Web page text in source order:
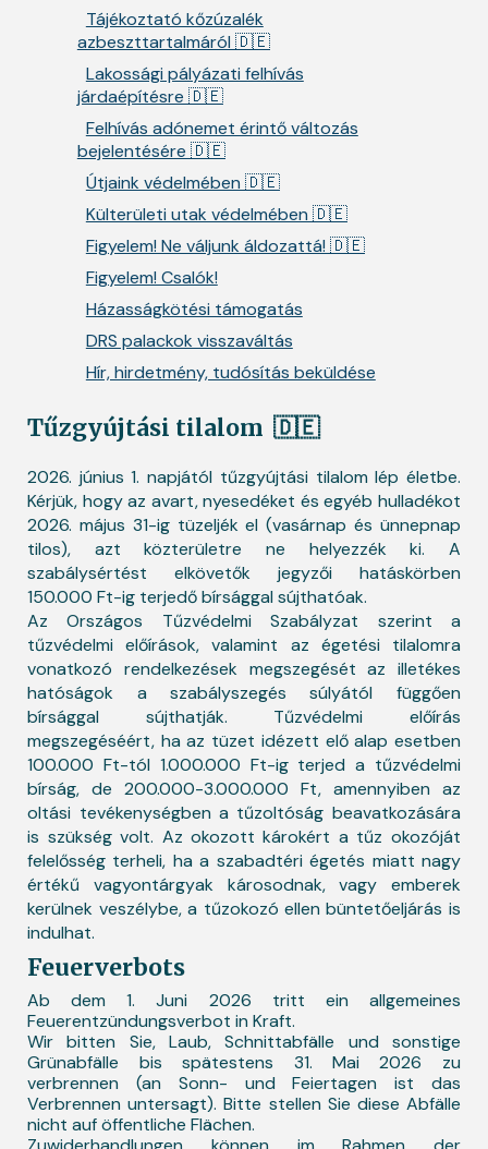
Tájékoztató kőzúzalék
azbeszttartalmáról 🇩🇪
Lakossági pályázati felhívás
járdaépítésre 🇩🇪
Felhívás adónemet érintő változás
bejelentésére 🇩🇪
Útjaink védelmében 🇩🇪
Külterületi utak védelmében 🇩🇪
Figyelem! Ne váljunk áldozattá! 🇩🇪
Figyelem! Csalók!
Házasságkötési támogatás
DRS palackok visszaváltás
Hír, hirdetmény, tudósítás beküldése
Tűzgyújtási tilalom 🇩🇪
2026. június 1. napjától tűzgyújtási tilalom lép életbe.
Kérjük, hogy az avart, nyesedéket és egyéb hulladékot
2026. május 31-ig tüzeljék el (vasárnap és ünnepnap
tilos), azt közterületre ne helyezzék ki. A
szabálysértést elkövetők jegyzői hatáskörben
150.000 Ft-ig terjedő bírsággal sújthatóak.
Az Országos Tűzvédelmi Szabályzat szerint a
tűzvédelmi előírások, valamint az égetési tilalomra
vonatkozó rendelkezések megszegését az illetékes
hatóságok a szabályszegés súlyától függően
bírsággal sújthatják. Tűzvédelmi előírás
megszegéséért, ha az tüzet idézett elő alap esetben
100.000 Ft-tól 1.000.000 Ft-ig terjed a tűzvédelmi
bírság, de 200.000-3.000.000 Ft, amennyiben az
oltási tevékenységben a tűzoltóság beavatkozására
is szükség volt. Az okozott károkért a tűz okozóját
felelősség terheli, ha a szabadtéri égetés miatt nagy
értékű vagyontárgyak károsodnak, vagy emberek
kerülnek veszélybe, a tűzokozó ellen büntetőeljárás is
indulhat.
Feuerverbots
Ab dem 1. Juni 2026 tritt ein allgemeines
Feuerentzündungsverbot in Kraft.
Wir bitten Sie, Laub, Schnittabfälle und sonstige
Grünabfälle bis spätestens 31. Mai 2026 zu
verbrennen (an Sonn- und Feiertagen ist das
Verbrennen untersagt). Bitte stellen Sie diese Abfälle
nicht auf öffentliche Flächen.